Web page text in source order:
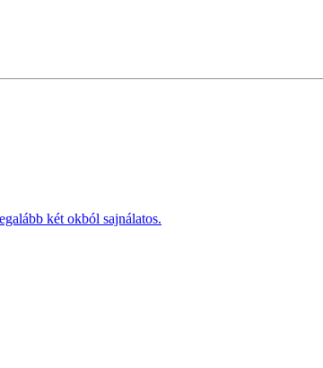
két okból sajnálatos.